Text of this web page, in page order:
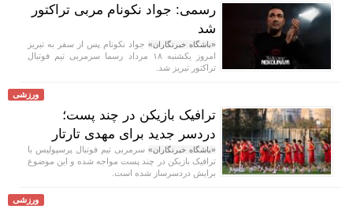
رسمی: جواد نکونام مربی تراکتور
شد
«باشگاه خبرنگاران» جواد نکونام پس از سفر به تبریز
امروز یکشنبه ۱۸ مرداد رسما سرمربی تیم فوتبال
تراکتور تبریز شد.
ورزشی
ترافیک بازیکن در چند پست؛
دردسر جدید برای مهدی تارتار
«باشگاه خبرنگاران» سرمربی تیم فوتبال پرسپولیس با
ترافیک بازیکن در چند پست مواجه شده و این موضوع
برایش دردسرساز شده است.
ورزشی